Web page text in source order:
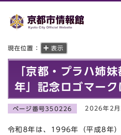
現在位置： 表示
「京都・プラハ姉
年」記念ロゴマーク
ページ番号350226 2026年2月
令和8年は、1996年（平成8年